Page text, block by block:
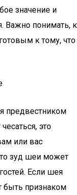
значение и
Важно понимать, к
к тому, что
предвестником
это
или вас
зуд шеи может
Если шея
быть признаком